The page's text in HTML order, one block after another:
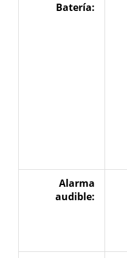
Batería:
Alarma
audible: